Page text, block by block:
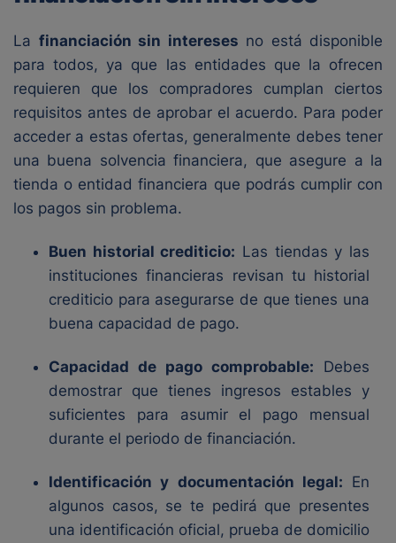
La financiación sin intereses no está disponible
para todos, ya que las entidades que la ofrecen
requieren que los compradores cumplan ciertos
requisitos antes de aprobar el acuerdo. Para poder
acceder a estas ofertas, generalmente debes tener
una buena solvencia financiera, que asegure a la
tienda o entidad financiera que podrás cumplir con
los pagos sin problema.
Buen historial crediticio: Las tiendas y las
instituciones financieras revisan tu historial
crediticio para asegurarse de que tienes una
buena capacidad de pago.
Capacidad de pago comprobable: Debes
demostrar que tienes ingresos estables y
suficientes para asumir el pago mensual
durante el periodo de financiación.
Identificación y documentación legal: En
algunos casos, se te pedirá que presentes
una identificación oficial, prueba de domicilio